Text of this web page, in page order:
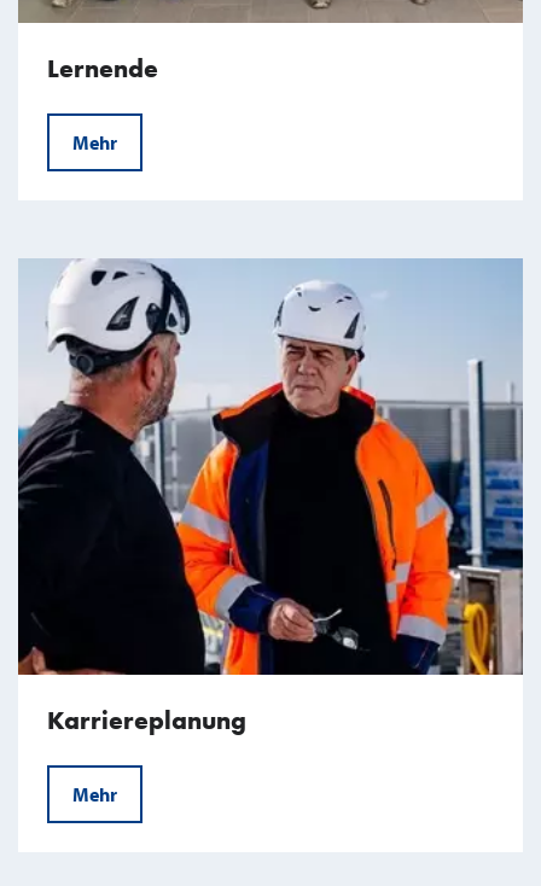
Lernende
Mehr
Karriereplanung
Mehr